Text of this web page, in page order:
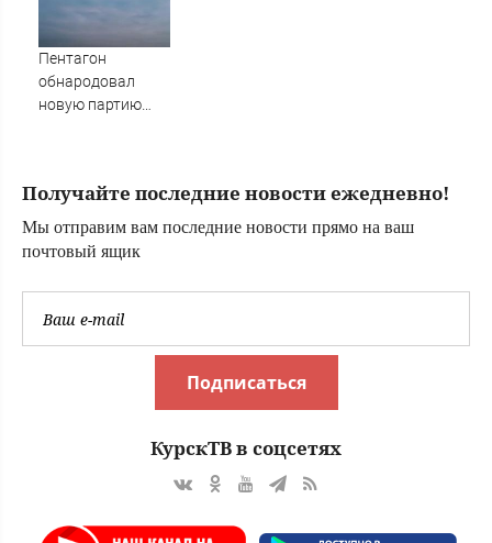
Пентагон
обнародовал
новую партию
Получайте последние новости ежедневно!
Мы отправим вам последние новости прямо на ваш
почтовый ящик
Подписаться
КурскТВ в соцсетях